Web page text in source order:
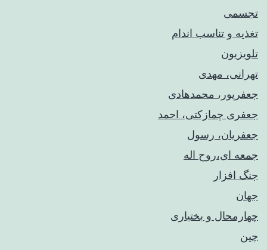
تجسمی
تغذیه و تناسب اندام
تلویزیون
تهرانی، مهدی
جعفرپور، محمدهادی
جعفری چمازکتی، احمد
جعفریان، رسول
جمعه ای،روح اله
جنگ افزار
جهان
چهارمحال و بختیاری
چین